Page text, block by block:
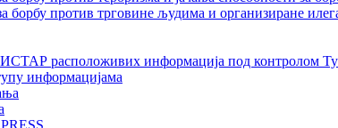
борбу против трговине људима и организиране
расположивих информација под контролом
информацијама